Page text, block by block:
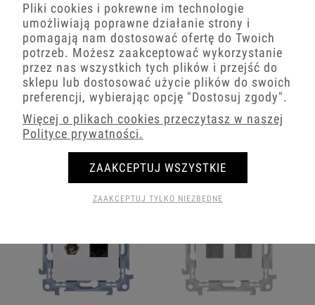
Kontakt Simon 10 Gniazdo
Ekwipotencjalne Podwójne (Moduł)
91,08 zł
Kontakt Simon 10 Gniazdo
Głośnikowe Pojedyncze -1 Kolumna
Głośnikowa (Moduł). Przekrój Przew.
Dla Wyjścia 6 Mm2 Biały
Pliki cookies i pokrewne im technologie
umożliwiają poprawne działanie strony i
pomagają nam dostosować ofertę do Twoich
potrzeb. Możesz zaakceptować wykorzystanie
przez nas wszystkich tych plików i przejść do
sklepu lub dostosować użycie plików do swoich
preferencji, wybierając opcję "Dostosuj zgody".
Więcej o plikach cookies przeczytasz w naszej
Polityce prywatności.
ZAAKCEPTUJ TYLKO NIEZBĘDNE
ZAAKCEPTUJ WSZYSTKIE